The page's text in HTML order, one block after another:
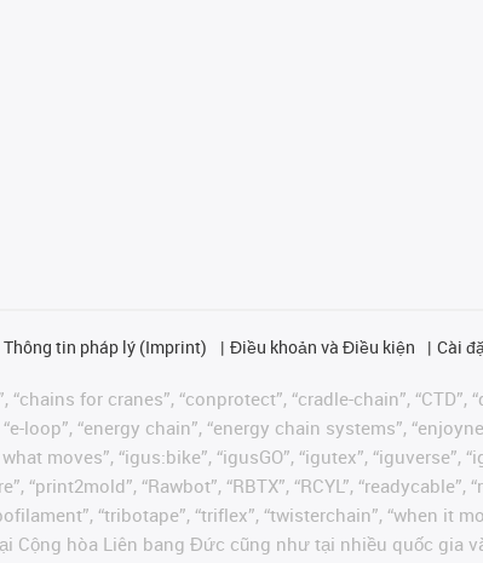
Thông tin pháp lý (Imprint) Điều khoản và Điều kiện Cài
for cranes”, “conprotect”, “cradle-chain”, “CTD”,
loop”, “energy chain”, “energy chain systems”,
moves”, “igus:bike”, “igusGO”, “igutex”, “iguverse”,
“Rawbot”, “RBTX”, “RCYL”, “readycable”,
“tribotape”, “triflex”, “twisterchain”, “when it
Cộng hòa Liên bang Đức cũng như tại nhiều quốc gia